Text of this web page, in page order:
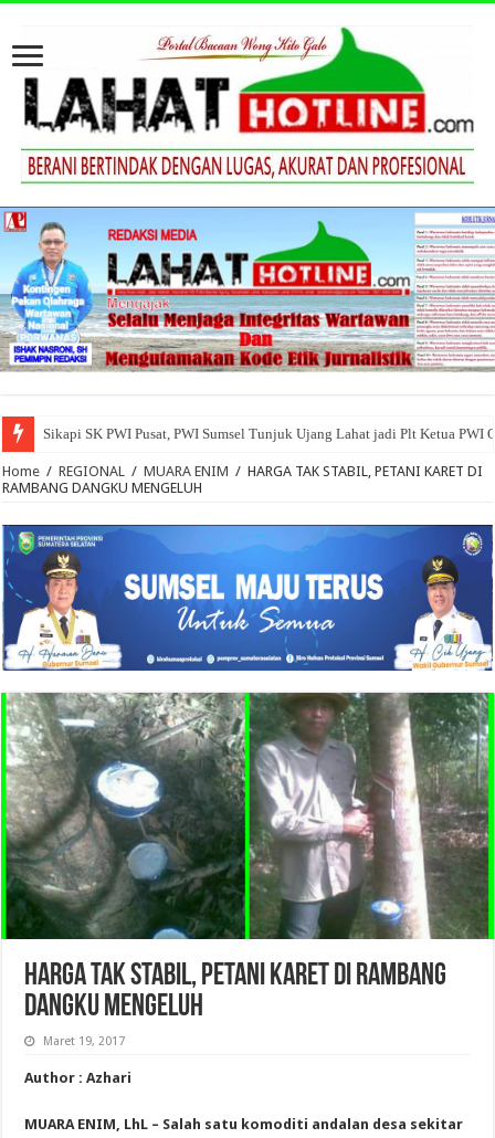
Sikapi SK PWI Pusat, PWI Sumsel Tunjuk Ujang Lahat jadi Plt Ketua PWI
Home / REGIONAL / MUARA ENIM / HARGA TAK STABIL, PETANI KARET DI
RAMBANG DANGKU MENGELUH
HARGA TAK STABIL, PETANI KARET DI RAMBANG
DANGKU MENGELUH
Maret 19, 2017
Author : Azhari
MUARA ENIM, LhL – Salah satu komoditi andalan desa sekitar